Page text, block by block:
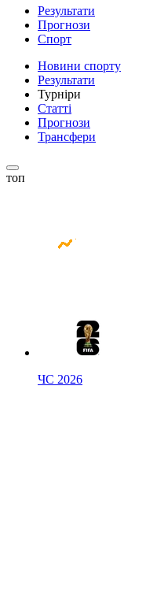
Результати
Прогнози
Спорт
Новини спорту
Результати
Турніри
Статті
Прогнози
Трансфери
топ
ЧС 2026